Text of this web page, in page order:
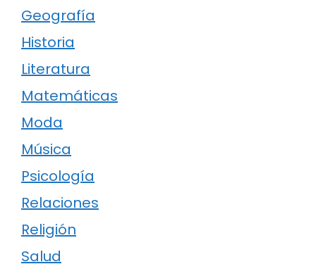
Geografía
Historia
Literatura
Matemáticas
Moda
Música
Psicología
Relaciones
Religión
Salud